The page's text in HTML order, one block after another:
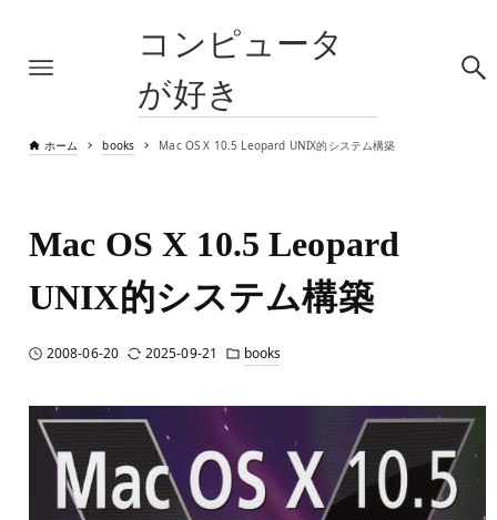
コンピュータ
が好き
ホーム books Mac OS X 10.5 Leopard UNIX的システム構築
Mac OS X 10.5 Leopard
UNIX的システム構築
2008-06-20 2025-09-21 books